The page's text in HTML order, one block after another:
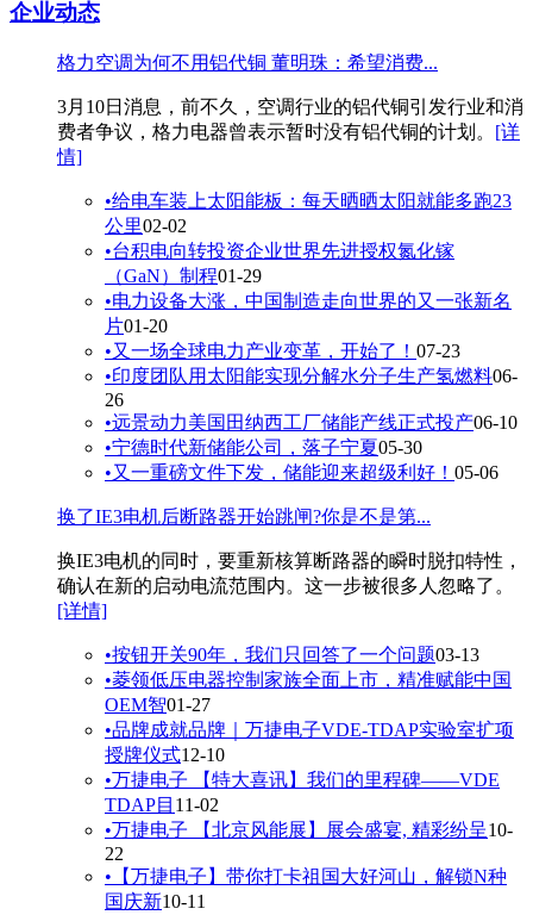
企业动态
格力空调为何不用铝代铜 董明珠：希望消费...
3月10日消息，前不久，空调行业的铝代铜引发行业和消
费者争议，格力电器曾表示暂时没有铝代铜的计划。 [详
情]
•给电车装上太阳能板：每天晒晒太阳就能多跑23
公里02-02
•台积电向转投资企业世界先进授权氮化镓
（GaN）制程01-29
•电力设备大涨，中国制造走向世界的又一张新名
片01-20
•又一场全球电力产业变革，开始了！ 07-23
•印度团队用太阳能实现分解水分子生产氢燃料06-
26
•远景动力美国田纳西工厂储能产线正式投产06-10
•宁德时代新储能公司，落子宁夏05-30
•又一重磅文件下发，储能迎来超级利好！ 05-06
换了IE3电机后断路器开始跳闸?你是不是第...
换IE3电机的同时，要重新核算断路器的瞬时脱扣特性，
确认在新的启动电流范围内。这一步被很多人忽略了。
[详情]
•按钮开关90年，我们只回答了一个问题03-13
•菱领低压电器控制家族全面上市，精准赋能中国
OEM智01-27
•品牌成就品牌｜万捷电子VDE-TDAP实验室扩项
授牌仪式12-10
•万捷电子 【特大喜讯】我们的里程碑——VDE
TDAP目 11-02
•万捷电子 【北京风能展】展会盛宴, 精彩纷呈10-
22
• 【万捷电子】带你打卡祖国大好河山，解锁N种
国庆新10-11